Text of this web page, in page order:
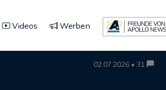
Videos Werben
02.07.2026 • 31